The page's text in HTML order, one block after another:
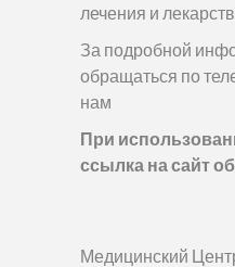
лечения и
За подробной
обращаться по
нам
При
ссылка на сайт
Медицинский